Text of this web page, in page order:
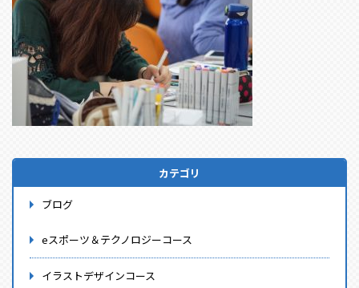
カテゴリ
ブログ
eスポーツ＆テクノロジーコース
イラストデザインコース